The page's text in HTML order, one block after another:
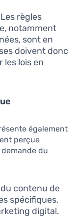
Les règles
notamment
sont en
doivent donc
les lois en
également
perçue
du
contenu de
spécifiques,
digital.